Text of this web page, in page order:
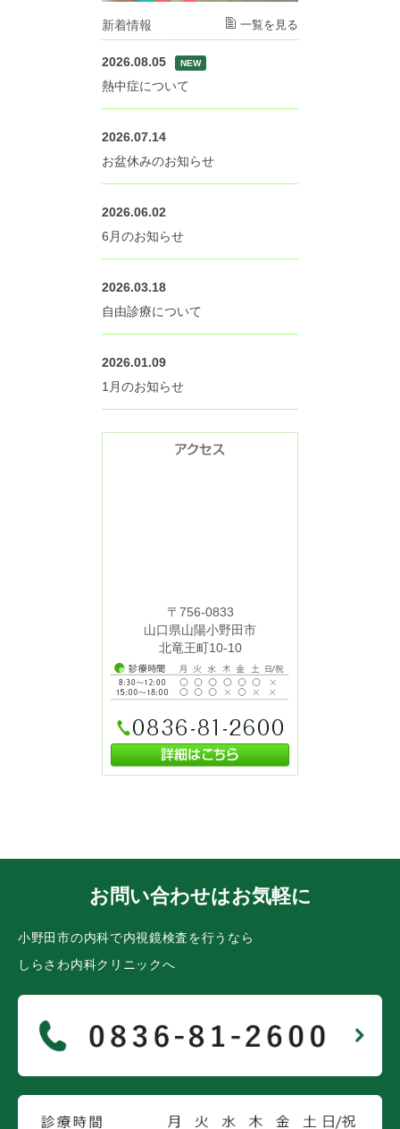
新着情報 一覧を見る
2026.08.05 NEW
熱中症について
2026.07.14
お盆休みのお知らせ
2026.06.02
6月のお知らせ
2026.03.18
自由診療について
2026.01.09
1月のお知らせ
〒756-0833
山口県山陽小野田市
北竜王町10-10
お問い合わせはお気軽に
小野田市の内科で内視鏡検査を行うなら
しらさわ内科クリニックへ